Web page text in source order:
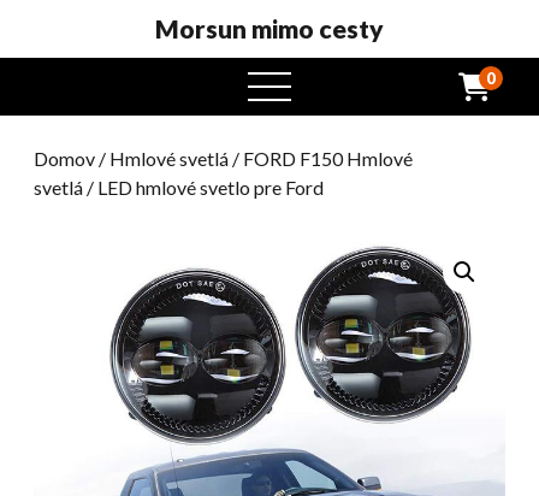
Morsun mimo cesty
otvorený
menu
0
Domov / Hmlové svetlá / FORD F150 Hmlové
svetlá / LED hmlové svetlo pre Ford